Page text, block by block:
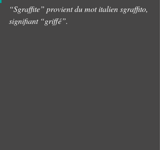
“Sgraffite” provient du mot italien sgraffito,
signifiant “griffé”.